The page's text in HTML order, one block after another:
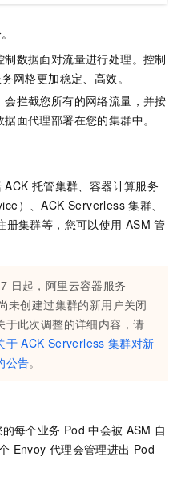
数据面对流量进行处理。控制
网格更加稳定、高效。
拦截您所有的网络流量，并按
面代理部署在您的集群中。
ACK 托管集群
容器计算服务
）
、ACK Serverless 集群
册集群等，您可以使用 ASM 管
日起，阿里云容器服务
未创建过集群的新用户关闭
于此次调整的详细内容，请
于 ACK Serverless 集群对新
公告。
的每个业务 Pod 中会被 ASM 自
Envoy 代理会管理进出 Pod